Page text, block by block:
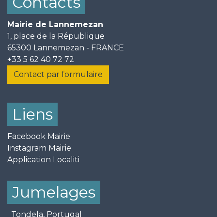
Mairie de Lannemezan
1, place de la République
65300 Lannemezan - FRANCE
+33 5 62 40 72 72
Contact par formulaire
Liens
Facebook Mairie
Instagram Mairie
Application Localiti
Jumelages
Tondela, Portugal